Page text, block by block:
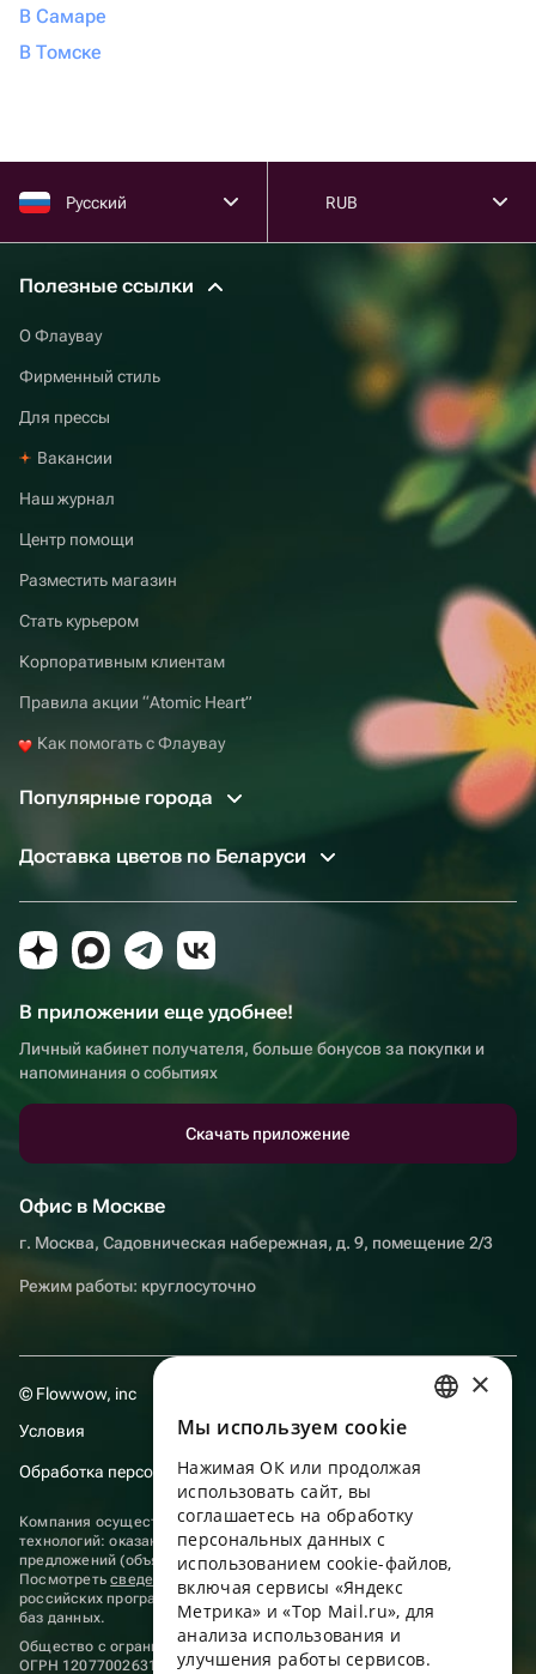
В Самаре
В Томске
Русский RUB
Полезные ссылки
О Флаувау
Фирменный стиль
Для прессы
Вакансии
Наш журнал
Центр помощи
Разместить магазин
Стать курьером
Корпоративным клиентам
Правила акции “Atomic Heart”
Как помогать с Флаувау
Популярные города
Доставка цветов по Беларуси
В приложении еще удобнее!
Личный кабинет получателя, больше бонусов за покупки и
напоминания о событиях
Скачать приложение
Офис в Москве
г. Москва, Садовническая набережная, д. 9, помещение 2/3
Режим работы: круглосуточно
© Flowwow, inc
Условия
Обработка персональных данных
Компания осуществляет деятельность в области информационных
технологий: оказание услуг в сети “Интернет” по размещению
предложений (объявлений) продавцов о реализации товаров.
Посмотретьсведения о программах
, включенных в реестр
российских программ для электронных вычислительных машин и
баз данных.
Общество с ограниченной ответственностью «ФЛАУВАУ»
ОГРН 1207700263198, ИНН 9702020445
ENGLISH
UKRAINIAN
PORTUGUESE
×
Мы используем сookie
Нажимая ОК или продолжая
использовать сайт, вы
соглашаетесь на обработку
персональных данных с
использованием cookie-файлов,
включая сервисы «Яндекс
Метрика» и «Top Mail.ru», для
анализа использования и
улучшения работы сервисов.